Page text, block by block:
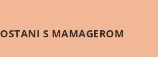
OSTANI S MAMAGEROM